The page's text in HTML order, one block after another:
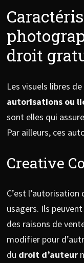
droit
Les visuels libres
autorisations ou
sont elles qui
Par ailleurs, ces
Creative
C’est
usagers. Ils
des raisons de
modifier pour
du droit d’auteur